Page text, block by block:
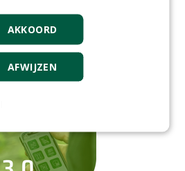
AKKOORD
AFWIJZEN